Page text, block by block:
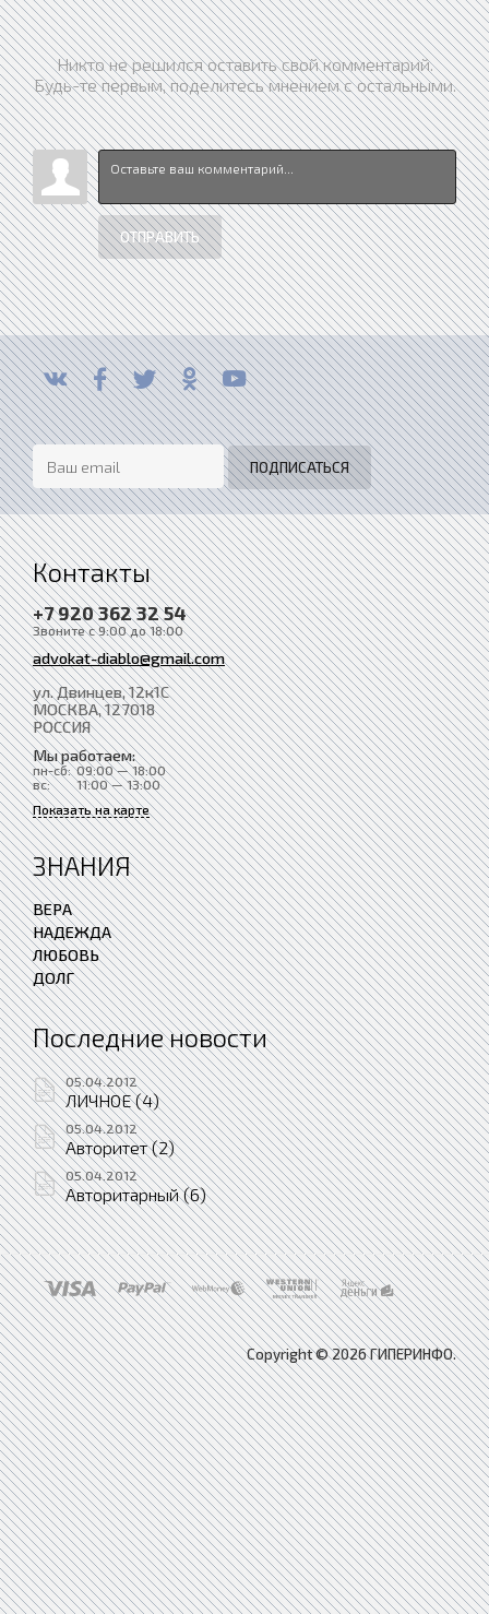
Никто не решился оставить свой комментарий.
Будь-те первым, поделитесь мнением с остальными.
ОТПРАВИТЬ
Контакты
+7 920 362 32 54
Звоните с 9:00 до 18:00
advokat-diablo@gmail.com
ул. Двинцев, 12к1С
МОСКВА, 127018
РОССИЯ
Мы работаем:
пн-сб: 09:00 — 18:00
вс:
11:00 — 13:00
Показать на карте
ЗНАНИЯ
ВЕРА
НАДЕЖДА
ЛЮБОВЬ
ДОЛГ
Последние новости
05.04.2012
ЛИЧНОЕ (4)
05.04.2012
Авторитет (2)
05.04.2012
Авторитарный (6)
Copyright © 2026 ГИПЕРИНФО.